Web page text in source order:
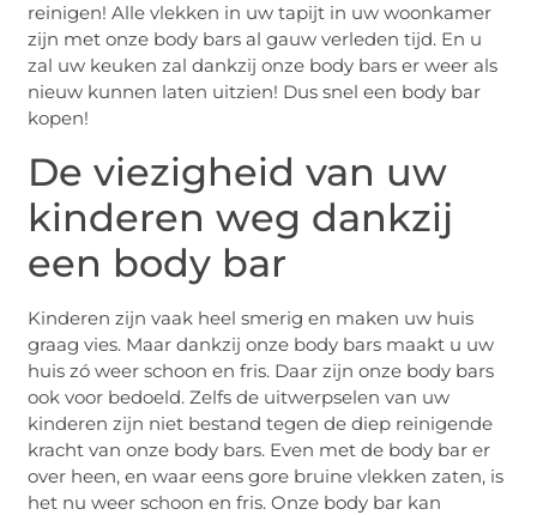
reinigen! Alle vlekken in uw tapijt in uw woonkamer
zijn met onze body bars al gauw verleden tijd. En u
zal uw keuken zal dankzij onze body bars er weer als
nieuw kunnen laten uitzien! Dus snel een body bar
kopen!
De viezigheid van uw
kinderen weg dankzij
een body bar
Kinderen zijn vaak heel smerig en maken uw huis
graag vies. Maar dankzij onze body bars maakt u uw
huis zó weer schoon en fris. Daar zijn onze body bars
ook voor bedoeld. Zelfs de uitwerpselen van uw
kinderen zijn niet bestand tegen de diep reinigende
kracht van onze body bars. Even met de body bar er
over heen, en waar eens gore bruine vlekken zaten, is
het nu weer schoon en fris. Onze body bar kan